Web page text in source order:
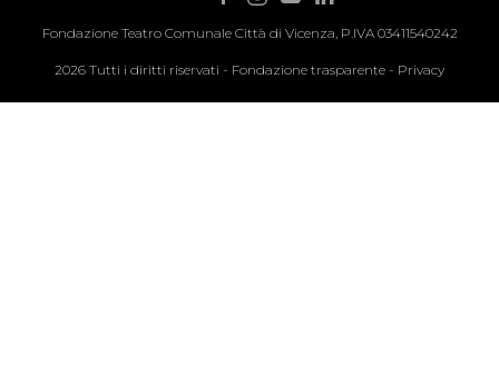
Fondazione Teatro Comunale Città di Vicenza, P.IVA 03411540242
2026 Tutti i diritti riservati - Fondazione trasparente - Privacy